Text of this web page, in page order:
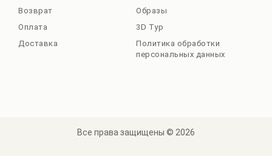
Возврат
Оплата
Доставка
Образы
3D Тур
Политика обработки
персональных данных
Все права защищены © 2026